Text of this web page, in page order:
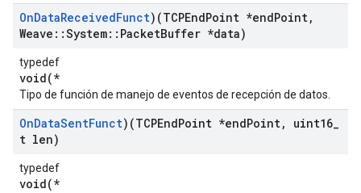
OnDataReceivedFunct)(TCPEndPoint *endPoint,
Weave ::System:: PacketBuffer *data)
typedef
void(*
Tipo de función de manejo de eventos de recepción de datos.
OnDataSentFunct)(TCPEndPoint *endPoint, uint16
t len)
typedef
void(*